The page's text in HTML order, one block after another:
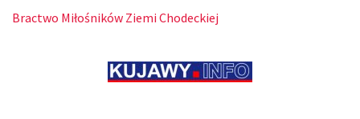
Bractwo Miłośników Ziemi Chodeckiej